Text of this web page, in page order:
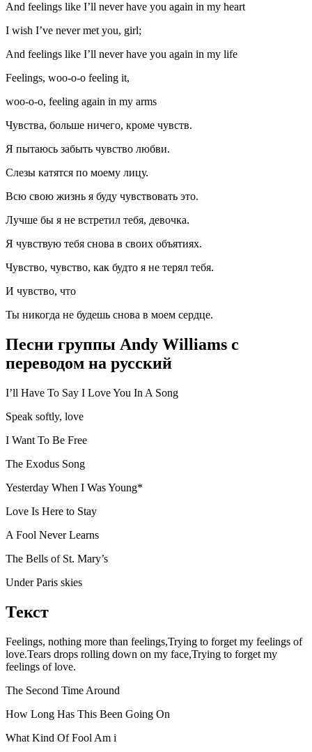
And feelings like I’ll never have you again in my heart
I wish I’ve never met you, girl;
And feelings like I’ll never have you again in my life
Feelings, woo-o-o feeling it,
woo-o-o, feeling again in my arms
Чувства, больше ничего, кроме чувств.
Я пытаюсь забыть чувство любви.
Слезы катятся по моему лицу.
Всю свою жизнь я буду чувствоват­ь это.
Лучше бы я не встретил тебя, девочка.
Я чувствую тебя снова в своих объятиях.
Чувство, чувство, как будто я не терял тебя.
И чувство, что
Ты никогда не будешь снова в моем сердце.
Песни группы Andy Williams с
переводом на русский
I’ll Have To Say I Love You In A Song
Speak softly, love
I Want To Be Free
The Exodus Song
Yesterday When I Was Young*
Love Is Here to Stay
A Fool Never Learns
The Bells of St. Mary’s
Under Paris skies
Текст
Feelings, nothing more than feelings,Trying to forget my feelings of
love.Tears drops rolling down on my face,Trying to forget my
feelings of love.
The Second Time Around
How Long Has This Been Going On
What Kind Of Fool Am i